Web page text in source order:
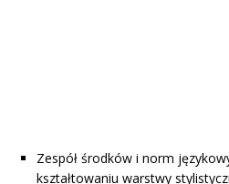
Zespół środków i norm
kształtowaniu warstwy